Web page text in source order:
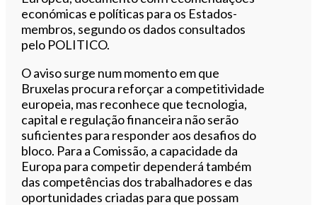
económicas e políticas para os Estados-
membros, segundo os dados consultados
pelo POLITICO.
O aviso surge num momento em que
Bruxelas procura reforçar a competitividade
europeia, mas reconhece que tecnologia,
capital e regulação financeira não serão
suficientes para responder aos desafios do
bloco. Para a Comissão, a capacidade da
Europa para competir dependerá também
das competências dos trabalhadores e das
oportunidades criadas para que possam